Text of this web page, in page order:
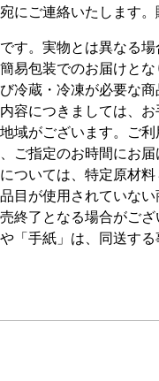
にご連絡いたします。
す。実物とは異なる場
易包装でのお届けとな
冷蔵・冷凍が必要な商
容につきましては、お
域がございます。ご利
ご指定のお時間にお届
ついては、特定原材料
目が使用されていない
終了となる場合がござ
「手紙」は、同送する